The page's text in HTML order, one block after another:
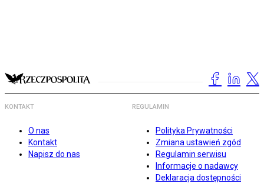
KONTAKT
O nas
Kontakt
Napisz do nas
REGULAMIN
Polityka Prywatności
Zmiana ustawień zgód
Regulamin serwisu
Informacje o nadawcy
Deklaracja dostępności